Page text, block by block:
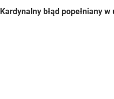
Kardynalny błąd popełniany